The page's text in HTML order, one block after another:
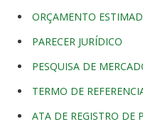
ORÇAMENTO
PARECER JURÍDICO
PESQUISA DE
TERMO DE
ATA DE REGISTRO DE